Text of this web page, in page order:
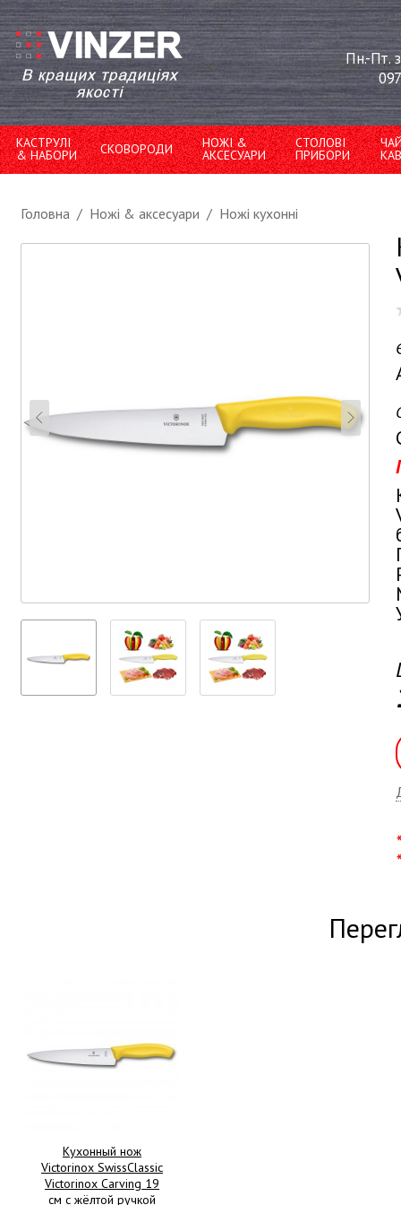
Пн.-Пт.
КАСТРУЛІ
& НАБОРИ СКОВОРОДИ НОЖІ &
АКСЕСУАРИ
СТОЛОВІ
ПРИБОРИ
Головна / Ножі & аксесуари / Ножі кухонні
Кухонный нож
Victorinox SwissClassic
Victorinox Carving 19
см с жёлтой ручкой